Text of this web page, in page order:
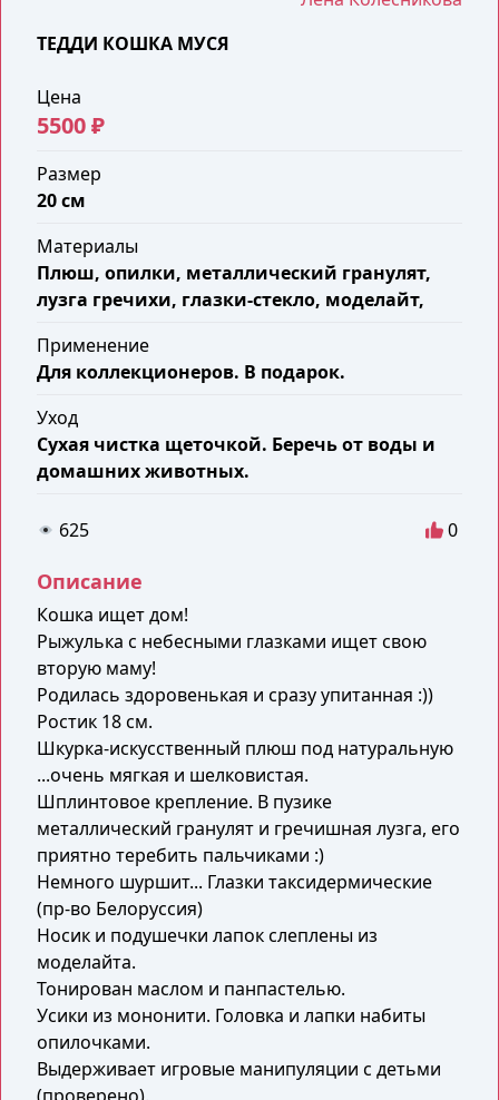
ТЕДДИ КОШКА МУСЯ
Цена
5500 ₽
Размер
20 см
Материалы
Плюш, опилки, металлический гранулят,
лузга гречихи, глазки-стекло, моделайт,
Применение
Для коллекционеров. В подарок.
Уход
Сухая чистка щеточкой. Беречь от воды и
домашних животных.
625 0
Описание
Кошка ищет дом!
Рыжулька с небесными глазками ищет свою
вторую маму!
Родилась здоровенькая и сразу упитанная :))
Ростик 18 см.
Шкурка-искусственный плюш под натуральную
...очень мягкая и шелковистая.
Шплинтовое крепление. В пузике
металлический гранулят и гречишная лузга, его
приятно теребить пальчиками :)
Немного шуршит... Глазки таксидермические
(пр-во Белоруссия)
Носик и подушечки лапок слеплены из
моделайта.
Тонирован маслом и панпастелью.
Усики из мононити. Головка и лапки набиты
опилочками.
Выдерживает игровые манипуляции с детьми